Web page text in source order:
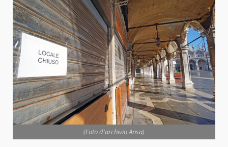
(Foto d'archivio Ansa)